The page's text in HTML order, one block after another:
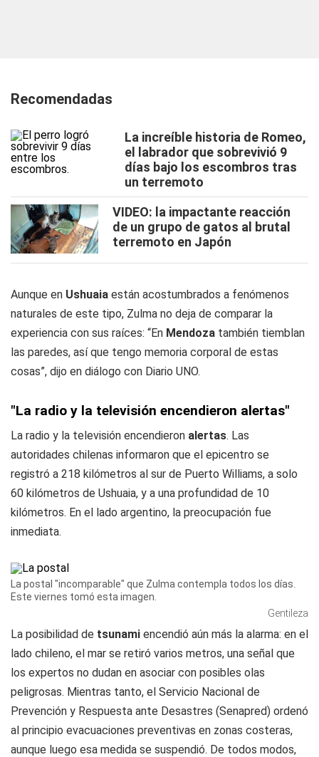
Recomendadas
La increíble historia de Romeo,
el labrador que sobrevivió 9
días bajo los escombros tras
un terremoto
VIDEO: la impactante reacción
de un grupo de gatos al brutal
terremoto en Japón
Aunque en Ushuaia están acostumbrados a fenómenos
naturales de este tipo, Zulma no deja de comparar la
experiencia con sus raíces: “En Mendoza también tiemblan
las paredes, así que tengo memoria corporal de estas
cosas”, dijo en diálogo con Diario UNO.
"La radio y la televisión encendieron alertas"
La radio y la televisión encendieron alertas. Las
autoridades chilenas informaron que el epicentro se
registró a 218 kilómetros al sur de Puerto Williams, a solo
60 kilómetros de Ushuaia, y a una profundidad de 10
kilómetros. En el lado argentino, la preocupación fue
inmediata.
La postal "incomparable" que Zulma contempla todos los días.
Este viernes tomó esta imagen.
Gentileza
La posibilidad de tsunami encendió aún más la alarma: en el
lado chileno, el mar se retiró varios metros, una señal que
los expertos no dudan en asociar con posibles olas
peligrosas. Mientras tanto, el Servicio Nacional de
Prevención y Respuesta ante Desastres (Senapred) ordenó
al principio evacuaciones preventivas en zonas costeras,
aunque luego esa medida se suspendió. De todos modos,